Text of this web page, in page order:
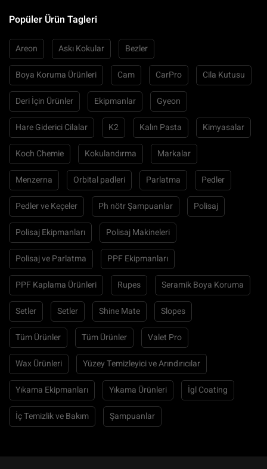
Popüler Ürün Tagleri
Areon Askı Kokular Bezler
Boya Koruma Ürünleri Cam CarPro Cila Kutusu
Deri İçin Ürünler Ekipmanlar Gyeon
Hare Giderici Cilalar K2 Kalın Pasta Kimyasalar
Koch Chemie Kokulandırma Markalar
Menzerna Orbital padleri Parlatma Pedler
Pedler ve Keçeler Ph nötr Şampuanlar Polisaj
Polisaj Ekipmanları Polisaj Makineleri
Polisaj ve Parlatma PPF Ekipmanları
PPF Kaplama Ürünleri Rupes Seramik Boya Koruma
Setler Setler Shine Mate Slopes
Tüm Ürünler Tüm Ürünler Valet Pro
Wax Ürünleri Yüzey Temizleyici ve Arındırıcılar
Yıkama Ekipmanları Yıkama Ürünleri İgl Coating
İç Temizlik ve Bakım Şampuanlar